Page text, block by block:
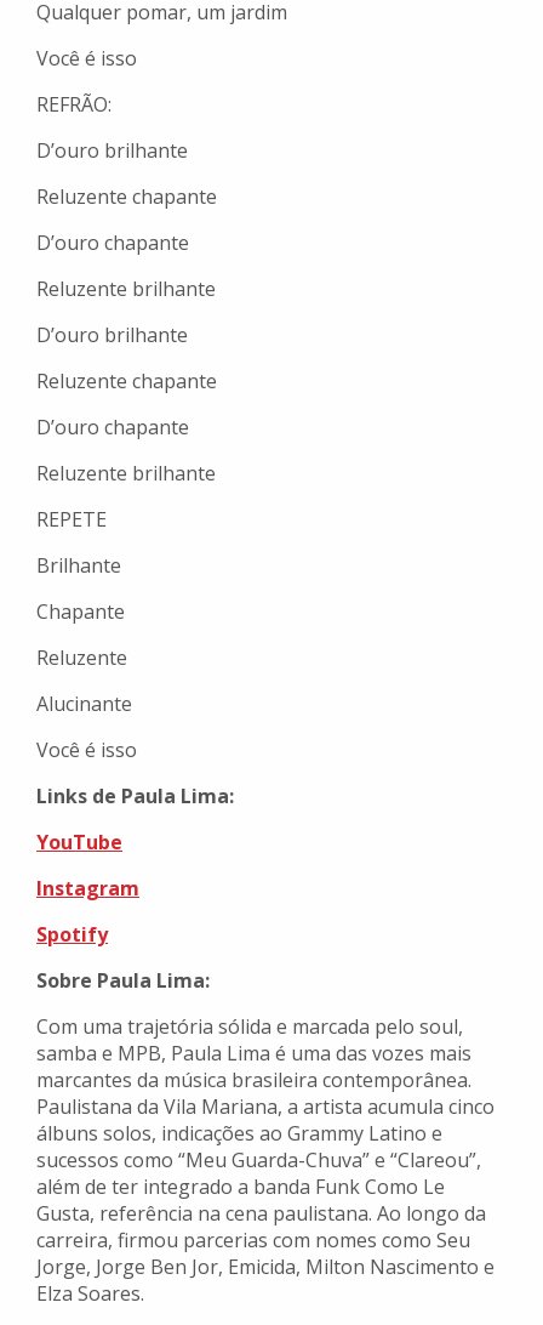
Qualquer pomar, um jardim
Você é isso
REFRÃO:
D’ouro brilhante
Reluzente chapante
D’ouro chapante
Reluzente brilhante
D’ouro brilhante
Reluzente chapante
D’ouro chapante
Reluzente brilhante
REPETE
Brilhante
Chapante
Reluzente
Alucinante
Você é isso
Links de Paula Lima:
YouTube
Instagram
Spotify
Sobre Paula Lima:
Com uma trajetória sólida e marcada pelo soul,
samba e MPB, Paula Lima é uma das vozes mais
marcantes da música brasileira contemporânea.
Paulistana da Vila Mariana, a artista acumula cinco
álbuns solos, indicações ao Grammy Latino e
sucessos como “Meu Guarda-Chuva” e “Clareou”,
além de ter integrado a banda Funk Como Le
Gusta, referência na cena paulistana. Ao longo da
carreira, firmou parcerias com nomes como Seu
Jorge, Jorge Ben Jor, Emicida, Milton Nascimento e
Elza Soares.